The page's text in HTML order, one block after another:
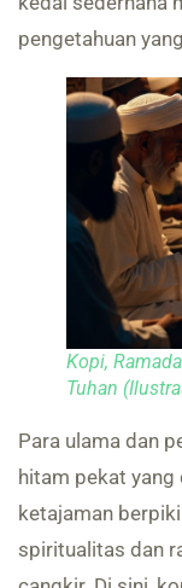
pengetahuan
Kopi,
Tuhan
Para ulama dan
hitam pekat yang
ketajaman
spiritualitas dan